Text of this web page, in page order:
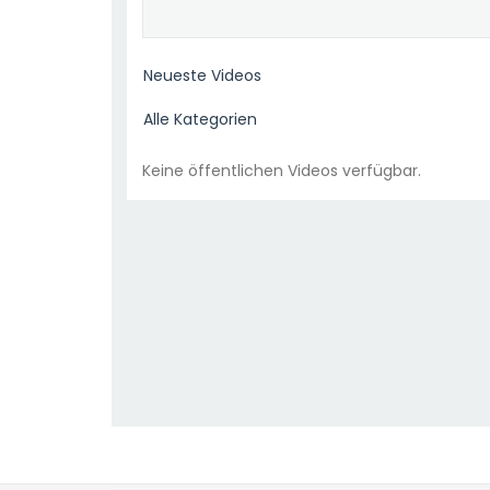
Keine öffentlichen Videos verfügbar.